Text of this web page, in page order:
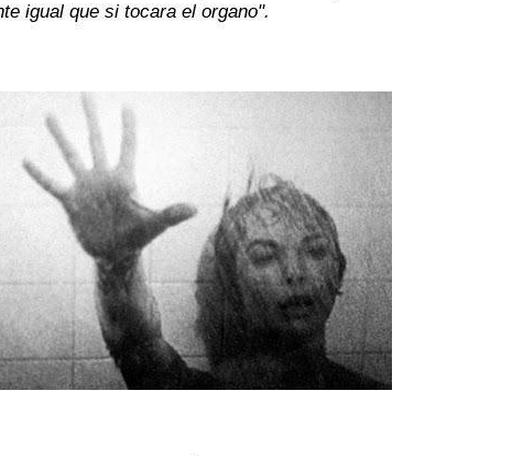
igual que si tocara el organo".